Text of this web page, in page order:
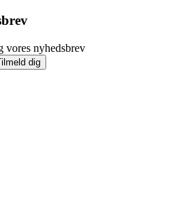
vores nyhedsbrev
dig